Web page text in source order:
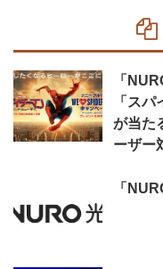
「
「ス
が当た
ーザー
「